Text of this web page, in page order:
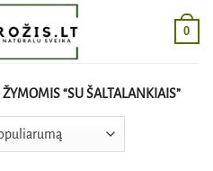
0
ŽYMOMIS “SU ŠALTALANKIAIS”